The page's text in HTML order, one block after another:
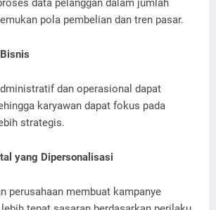
data pelanggan dalam jumlah
pola pembelian dan tren pasar.
dan operasional dapat
karyawan dapat fokus pada
strategis.
yang Dipersonalisasi
perusahaan membuat kampanye